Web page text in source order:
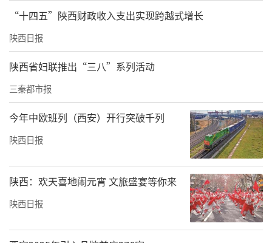
“十四五”陕西财政收入支出实现跨越式增长
陕西日报
陕西省妇联推出“三八”系列活动
三秦都市报
今年中欧班列（西安）开行突破千列
陕西日报
陕西：欢天喜地闹元宵 文旅盛宴等你来
陕西日报